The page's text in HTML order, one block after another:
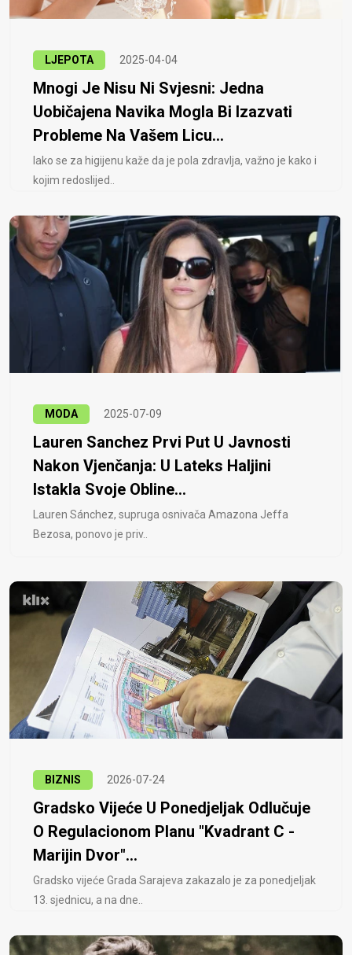
LJEPOTA 2025-04-04
Mnogi Je Nisu Ni Svjesni: Jedna
Uobičajena Navika Mogla Bi Izazvati
Probleme Na Vašem Licu...
Iako se za higijenu kaže da je pola zdravlja, važno je kako i
kojim redoslijed..
MODA 2025-07-09
Lauren Sanchez Prvi Put U Javnosti
Nakon Vjenčanja: U Lateks Haljini
Istakla Svoje Obline...
Lauren Sánchez, supruga osnivača Amazona Jeffa
Bezosa, ponovo je priv..
BIZNIS 2026-07-24
Gradsko Vijeće U Ponedjeljak Odlučuje
O Regulacionom Planu "Kvadrant C -
Marijin Dvor"...
Gradsko vijeće Grada Sarajeva zakazalo je za ponedjeljak
13. sjednicu, a na dne..